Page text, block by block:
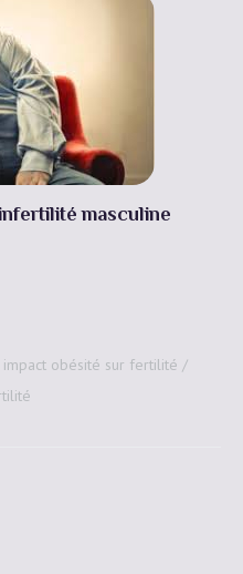
masculine
impact obésité sur fertilité